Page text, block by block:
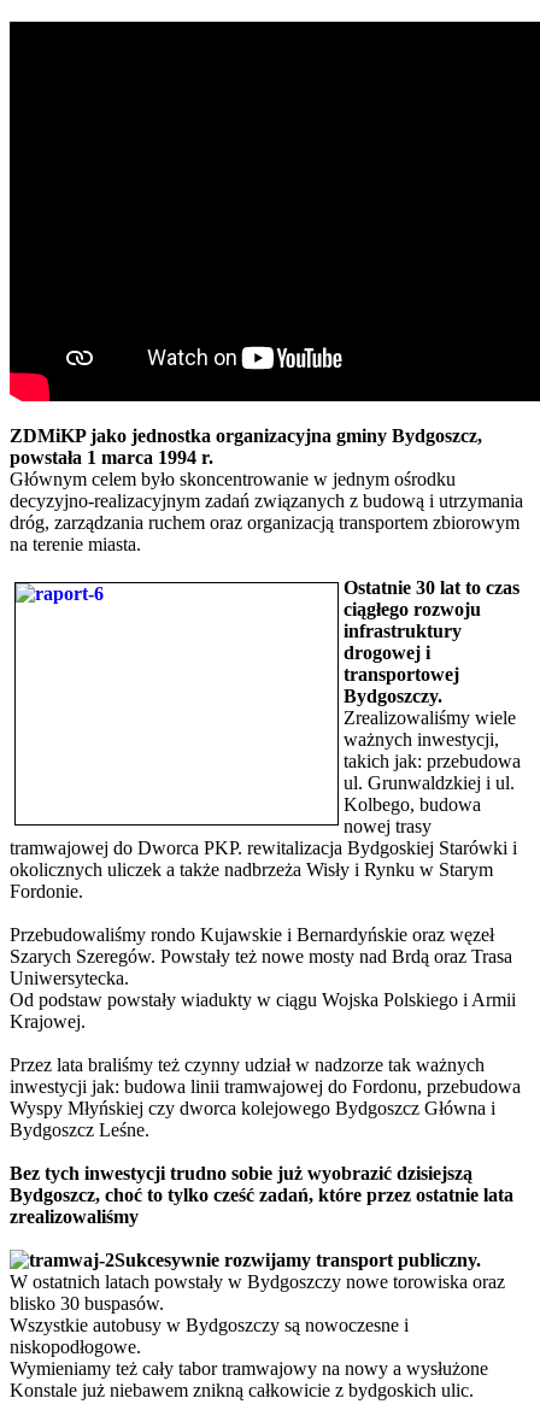
ZDMiKP jako jednostka organizacyjna gminy Bydgoszcz,
powstała 1 marca 1994 r.
Głównym celem było skoncentrowanie w jednym ośrodku
decyzyjno-realizacyjnym zadań związanych z budową i utrzymania
dróg, zarządzania ruchem oraz organizacją transportem zbiorowym
na terenie miasta.
Ostatnie 30 lat to czas
ciągłego rozwoju
infrastruktury
drogowej i
transportowej
Bydgoszczy.
Zrealizowaliśmy wiele
ważnych inwestycji,
takich jak: przebudowa
ul. Grunwaldzkiej i ul.
Kolbego, budowa
nowej trasy
tramwajowej do Dworca PKP. rewitalizacja Bydgoskiej Starówki i
okolicznych uliczek a także nadbrzeża Wisły i Rynku w Starym
Fordonie.
Przebudowaliśmy rondo Kujawskie i Bernardyńskie oraz węzeł
Szarych Szeregów. Powstały też nowe mosty nad Brdą oraz Trasa
Uniwersytecka.
Od podstaw powstały wiadukty w ciągu Wojska Polskiego i Armii
Krajowej.
Przez lata braliśmy też czynny udział w nadzorze tak ważnych
inwestycji jak: budowa linii tramwajowej do Fordonu, przebudowa
Wyspy Młyńskiej czy dworca kolejowego Bydgoszcz Główna i
Bydgoszcz Leśne.
Bez tych inwestycji trudno sobie już wyobrazić dzisiejszą
Bydgoszcz, choć to tylko cześć zadań, które przez ostatnie lata
zrealizowaliśmy
Sukcesywnie rozwijamy transport publiczny.
W ostatnich latach powstały w Bydgoszczy nowe torowiska oraz
blisko 30 buspasów.
Wszystkie autobusy w Bydgoszczy są nowoczesne i
niskopodłogowe.
Wymieniamy też cały tabor tramwajowy na nowy a wysłużone
Konstale już niebawem znikną całkowicie z bydgoskich ulic.